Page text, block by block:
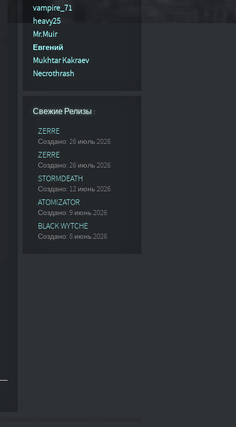
vampire_71
heavy25
Mr.Muir
Евгений
Mukhtar Kakraev
Necrothrash
Свежие Релизы :
ZERRE
Создано: 26 июль 2026
ZERRE
Создано: 26 июль 2026
STORMDEATH
Создано: 12 июнь 2026
ATOMIZATOR
Создано: 9 июнь 2026
BLACK WYTCHE
Создано: 8 июнь 2026